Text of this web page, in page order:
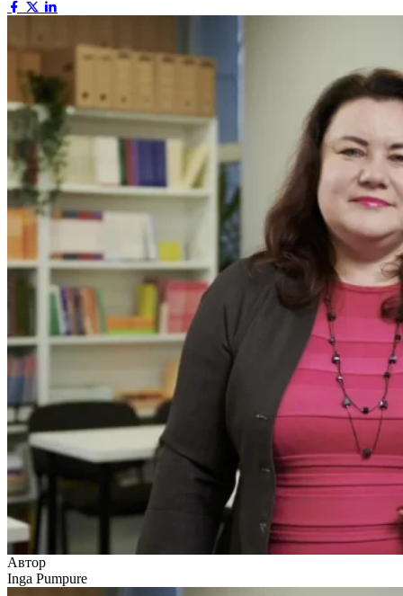
Автор
Inga Pumpure